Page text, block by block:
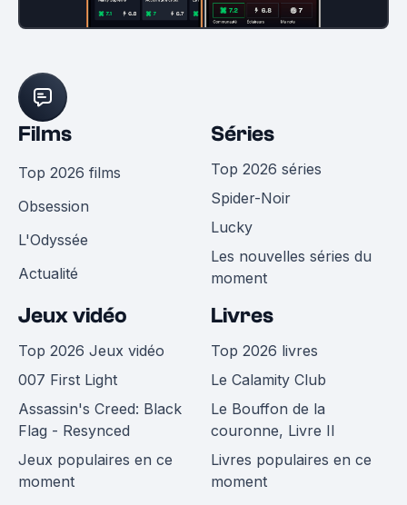
Films
Top 2026 films
Obsession
L'Odyssée
Actualité
Séries
Top 2026 séries
Spider-Noir
Lucky
Les nouvelles séries du
moment
Jeux vidéo
Top 2026 Jeux vidéo
007 First Light
Assassin's Creed: Black
Flag - Resynced
Jeux populaires en ce
moment
Livres
Top 2026 livres
Le Calamity Club
Le Bouffon de la
couronne, Livre II
Livres populaires en ce
moment